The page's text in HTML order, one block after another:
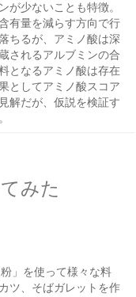
が少ないことも特徴。
有量を減らす方向で行
ちるが、アミノ酸は深
されるアルブミンの合
となるアミノ酸は存在
としてアミノ酸スコア
解だが、仮説を検証す
みた
」を使って様々な料
ツ、そばガレットを作